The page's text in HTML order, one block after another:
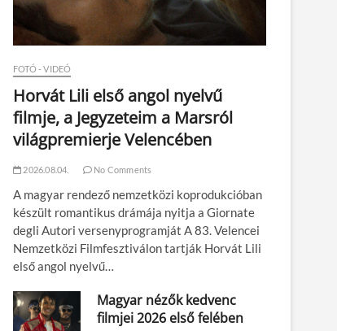
FOTÓ - VIDEÓ
Horvát Lili első angol nyelvű
filmje, a Jegyzeteim a Marsról
világpremierje Velencében
2026.08.04. No Comments
A magyar rendező nemzetközi koprodukcióban
készült romantikus drámája nyitja a Giornate
degli Autori versenyprogramját A 83. Velencei
Nemzetközi Filmfesztiválon tartják Horvát Lili
első angol nyelvű…
Magyar nézők kedvenc
filmjei 2026 első felében